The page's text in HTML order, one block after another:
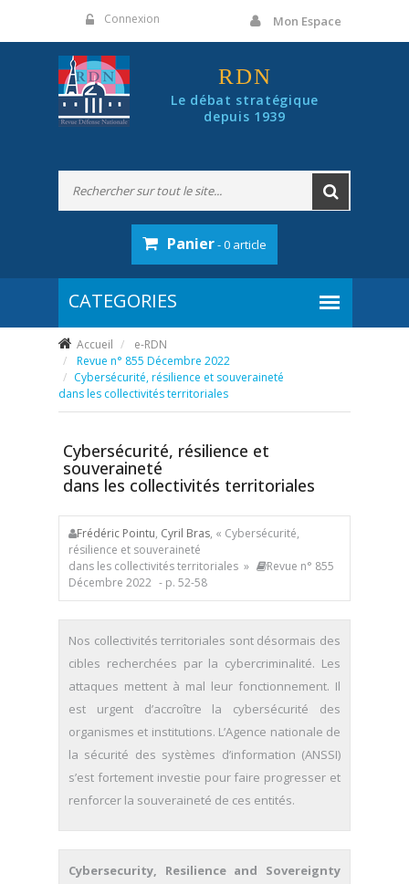
Connexion Mon Espace
RDN
Le débat stratégique
depuis 1939
Panier- 0 article
Accueil
e-RDN
Revue n° 855 Décembre 2022
Cybersécurité, résilience et souveraineté
dans les collectivités territoriales
Cybersécurité, résilience et
souveraineté
dans les collectivités territoriales
Frédéric Pointu, Cyril Bras, « Cybersécurité,
résilience et souveraineté
dans les collectivités territoriales »
Revue n° 855
Décembre 2022 - p. 52-58
Nos collectivités territoriales sont désormais des
cibles recherchées par la cybercriminalité. Les
attaques mettent à mal leur fonctionnement. Il
est urgent d’accroître la cybersécurité des
organismes et institutions. L’Agence nationale de
la sécurité des systèmes d’information (ANSSI)
s’est fortement investie pour faire progresser et
renforcer la souveraineté de ces entités.
Cybersecurity, Resilience and Sovereignty